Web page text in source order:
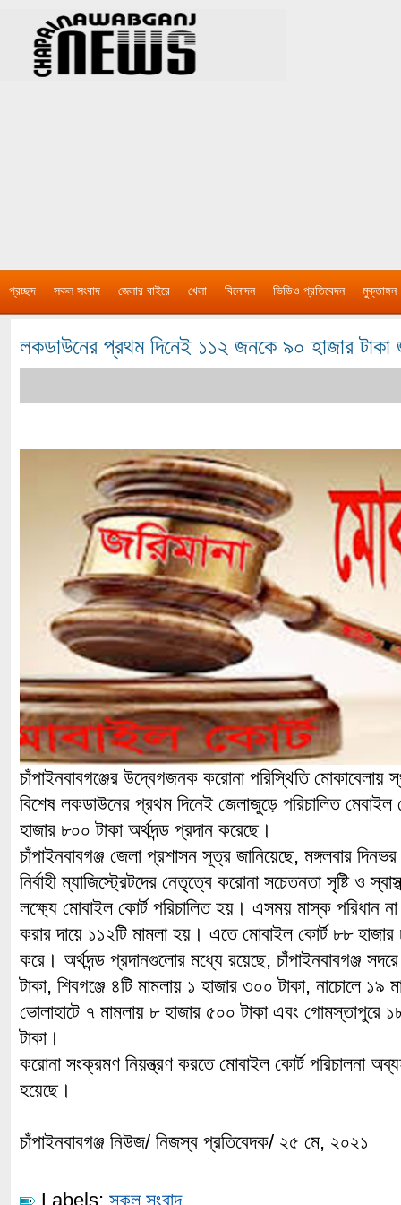
প্রচ্ছদ সকল সংবাদ জেলার বাইরে খেলা বিনোদন ভিডিও প্রতিবেদন মুক্তাঙ্গন
লকডাউনের প্রথম দিনেই ১১২ জনকে ৯০ হাজার টাকা
চাঁপাইনবাবগঞ্জের উদ্বেগজনক করোনা পরিস্থিতি মোকাবেলায়
বিশেষ লকডাউনের প্রথম দিনেই জেলাজুড়ে পরিচালিত
হাজার ৮০০ টাকা অর্থদন্ড প্রদান করেছে।
চাঁপাইনবাবগঞ্জ জেলা প্রশাসন সূত্র জানিয়েছে, মঙ্গলবার দিনভর
নির্বাহী ম্যাজিস্ট্রেটদের নেতৃত্বে করোনা সচেতনতা সৃষ্টি ও
লক্ষ্যে মোবাইল কোর্ট পরিচালিত হয়। এসময় মাস্ক পরিধান না
করার দায়ে ১১২টি মামলা হয়। এতে মোবাইল কোর্ট ৮৮ হাজার
করে। অর্থদন্ড প্রদানগুলোর মধ্যে রয়েছে, চাঁপাইনবাবগঞ্জ
টাকা, শিবগঞ্জে ৪টি মামলায় ১ হাজার ৩০০ টাকা, নাচোলে ১৯
ভোলাহাটে ৭ মামলায় ৮ হাজার ৫০০ টাকা এবং গোমস্তাপুরে
টাকা।
করোনা সংক্রমণ নিয়ন্ত্রণ করতে মোবাইল কোর্ট পরিচালনা
হয়েছে।
চাঁপাইনবাবগঞ্জ নিউজ/ নিজস্ব প্রতিবেদক/ ২৫ মে, ২০২১
Labels: সকল সংবাদ